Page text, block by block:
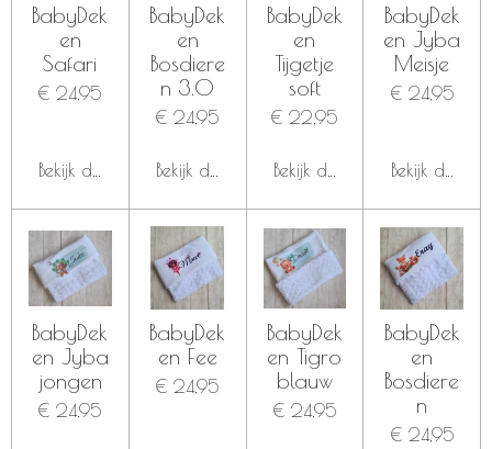
BabyDek
en
Safari
€ 24,95
Bekijk details
BabyDek
en
Bosdiere
n 3.0
€ 24,95
Bekijk details
BabyDek
en
Tijgetje
soft
€ 22,95
Bekijk details
BabyDek
en Jyba
Meisje
€ 24,95
Bekijk details
BabyDek
en Jyba
jongen
€ 24,95
BabyDek
en Fee
€ 24,95
BabyDek
en Tigro
blauw
€ 24,95
BabyDek
en
Bosdiere
n
€ 24,95